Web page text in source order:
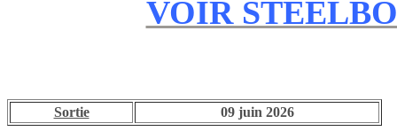
VOIR
Sortie 09 juin 2026